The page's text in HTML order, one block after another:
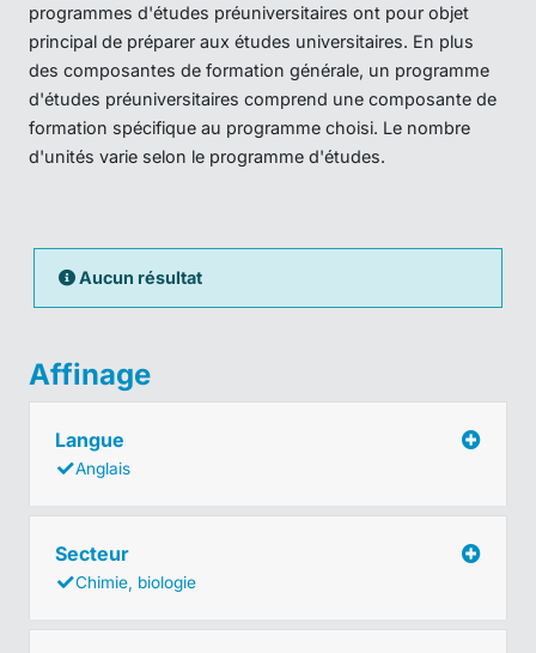
programmes d'études préuniversitaires ont pour objet
principal de préparer aux études universitaires. En plus
des composantes de formation générale, un programme
d'études préuniversitaires comprend une composante de
formation spécifique au programme choisi. Le nombre
d'unités varie selon le programme d'études.
Aucun résultat
Affinage
Langue
Anglais
Secteur
Chimie, biologie